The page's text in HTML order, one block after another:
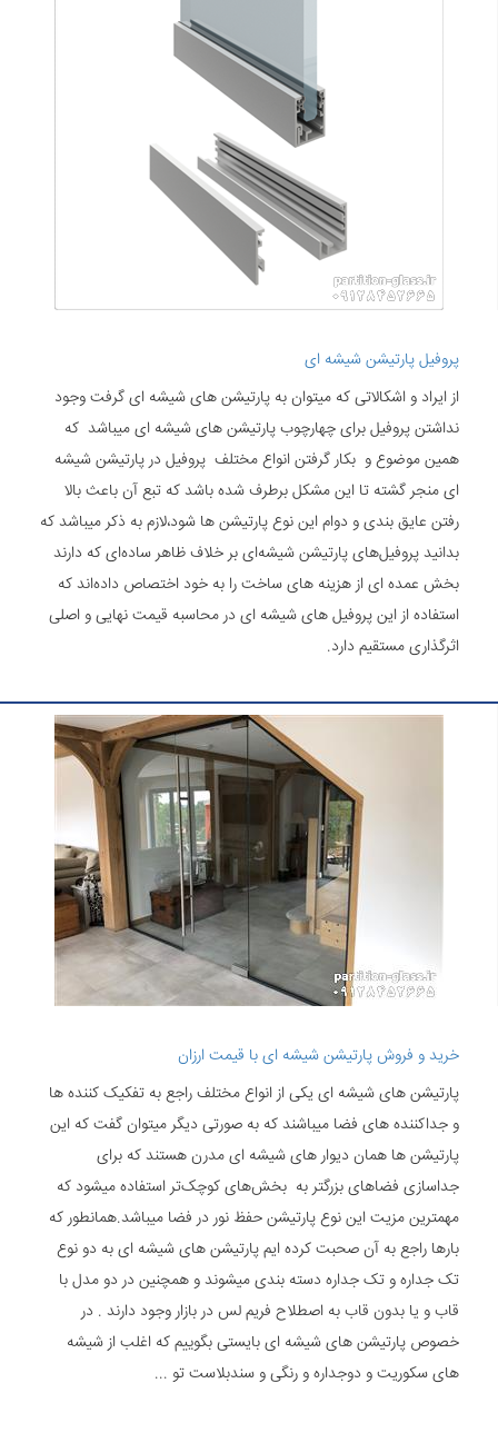
پروفیل پارتیشن شیشه ای
از ایراد و اشکالاتی که میتوان به پارتیشن های شیشه ای گرفت وجود
نداشتن پروفیل برای چهارچوب پارتیشن های شیشه ای میباشد که
همین موضوع و بکار گرفتن انواع مختلف پروفیل در پارتیشن شیشه
ای منجر گشته تا این مشکل برطرف شده باشد که تبع آن باعث بالا
رفتن عایق بندی و دوام این نوع پارتیشن ها شود،لازم به ذکر میباشد که
بدانید پروفیل‌های پارتیشن شیشه‌ای بر خلاف ظاهر ساده‌ای که دارند
بخش عمده ای از هزینه های ساخت را به خود اختصاص داده‌اند که
استفاده از این پروفیل های شیشه ای در محاسبه قیمت نهایی و اصلی
اثرگذاری مستقیم دارد.
خرید و فروش پارتیشن شیشه ای با قیمت ارزان
پارتیشن های شیشه ای یکی از انواع مختلف راجع به تفکیک کننده ها
و جداکننده های فضا میباشند که به صورتی دیگر میتوان گفت که این
پارتیشن ها همان دیوار های شیشه ای مدرن هستند که برای
جداسازی فضاهای بزرگتر به بخش‌های کوچک‌تر استفاده میشود که
مهمترین مزیت این نوع پارتیشن حفظ نور در فضا میباشد.همانطور که
بارها راجع به آن صحبت کرده ایم پارتیشن های شیشه ای به دو نوع
تک جداره و تک جداره دسته بندی میشوند و همچنین در دو مدل با
قاب و یا بدون قاب به اصطلاح فریم لس در بازار وجود دارند . در
خصوص پارتیشن های شیشه ای بایستی بگوییم که اغلب از شیشه
های سکوریت و دوجداره و رنگی و سندبلاست تو ...